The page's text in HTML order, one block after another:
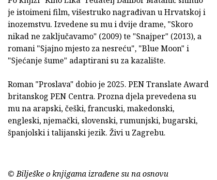
je istoimeni film, višestruko nagrađivan u Hrvatskoj i
inozemstvu. Izvedene su mu i dvije drame, "Skoro
nikad ne zaključavamo" (2009) te "Snajper" (2013), a
romani "Sjajno mjesto za nesreću", "Blue Moon" i
"Sjećanje šume" adaptirani su za kazalište.
Roman "Proslava" dobio je 2025. PEN Translate Award
britanskog PEN Centra. Prozna djela prevedena su
mu na arapski, češki, francuski, makedonski,
engleski, njemački, slovenski, rumunjski, bugarski,
španjolski i talijanski jezik. Živi u Zagrebu.
© Bilješke o knjigama izrađene su na osnovu